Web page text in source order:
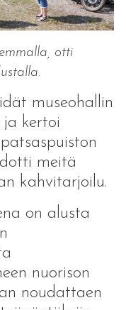
otti
museohallin
kertoi
meitä
kahvitarjoilu.
on alusta
nuorison
noudattaen